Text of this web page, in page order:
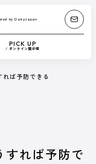
by DairyJapan
PICK UP
/ オンライン展示場
ャーナル
。
ば予防できる
すれば予防で